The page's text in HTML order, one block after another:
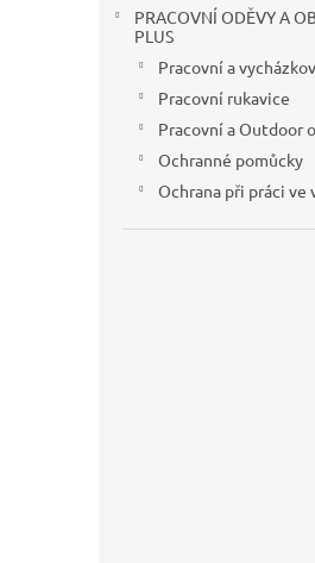
PRACOVNÍ ODĚVY A
PLUS
Pracovní a
Pracovní rukavice
Pracovní a Outdoor
Ochranné pomůcky
Ochrana při práci ve